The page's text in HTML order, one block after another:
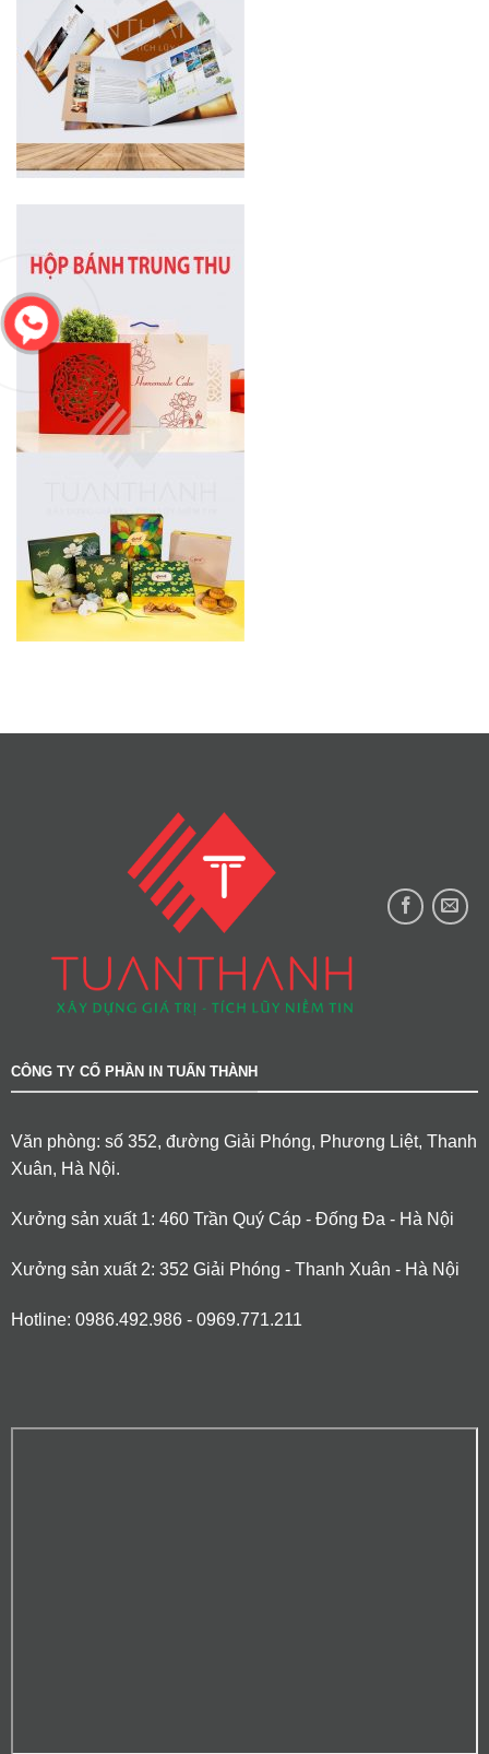
CÔNG TY CỔ PHẦN IN TUẤN THÀNH
Văn phòng: số 352, đường Giải Phóng, Phương Liệt, Thanh
Xuân, Hà Nội.
Xưởng sản xuất 1: 460 Trần Quý Cáp - Đống Đa - Hà Nội
Xưởng sản xuất 2: 352 Giải Phóng - Thanh Xuân - Hà Nội
Hotline: 0986.492.986 - 0969.771.211